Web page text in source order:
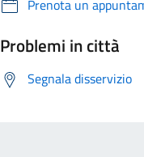
Prenota un
Problemi in città
Segnala disservizio